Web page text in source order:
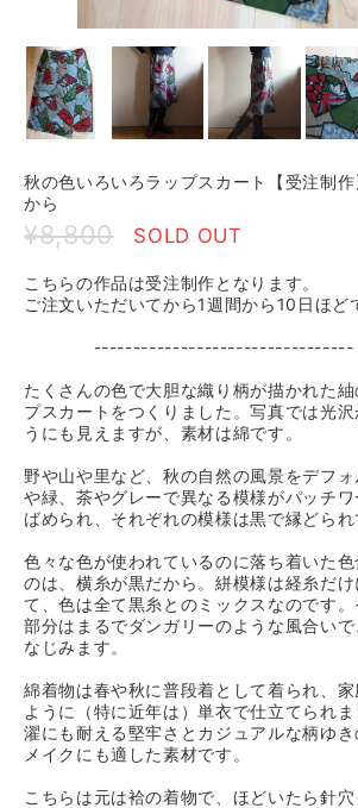
秋の色いろいろラップスカート【受注制作
から
¥8,800 SOLD OUT
こちらの作品は受注制作となります。
ご注文いただいてから1週間から10日ほど
---------------------------------
たくさんの色で大胆な織り柄が描かれた
プスカートをつくりました。写真では光
うにも見えますが、素材は綿です。
野や山や里など、秋の自然の風景をデフ
や緑、茶やグレーで異なる模様がパッチ
ばめられ、それぞれの模様は黒で縁どられ
色々な色が使われているのに落ち着いた
のは、横糸が黒だから。絣模様は経糸だ
て、色は全て黒糸とのミックスなのです
部分はまるでダンガリーのような風合いで
なじみます。
綿着物は春や秋に普段着として着られ、
ように（特に近年は）単衣で仕立てられ
濯にも耐える堅牢さとカジュアルな柄ゆ
メイクにも適した素材です。
こちらは元は袷の着物で、ほどいたら針穴